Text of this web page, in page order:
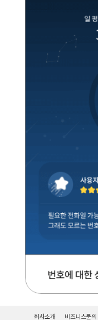
회사소개 비즈니스문의